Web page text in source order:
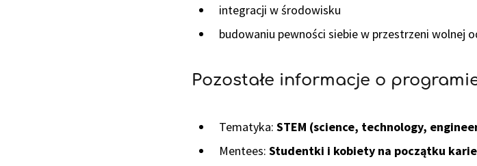
integracji w środowisku
budowaniu pewności siebie w przestrzeni wolnej
Pozostałe informacje o
Tematyka: STEM (science, technology,
Mentees: Studentki i kobiety na początku